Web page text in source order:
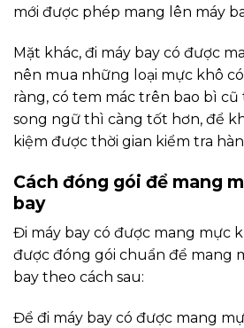
mới được phép mang lên máy
Mặt khác, đi máy bay có được
nên mua những loại mực khô
ràng, có tem mác trên bao bì
song ngữ thì càng tốt hơn, để
kiệm được thời gian kiểm tra
Cách đóng gói để mang
bay
Đi máy bay có được mang mực
được đóng gói chuẩn để mang
bay theo cách sau:
Để đi máy bay có được mang